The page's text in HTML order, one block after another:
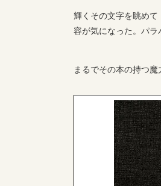
輝くその文字を眺め
容が気になった。パラ
まるでその本の持つ魔